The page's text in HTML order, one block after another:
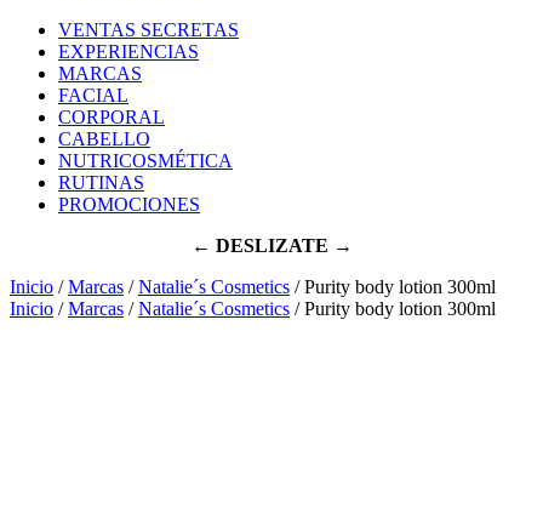
VENTAS SECRETAS
EXPERIENCIAS
MARCAS
FACIAL
CORPORAL
CABELLO
NUTRICOSMÉTICA
RUTINAS
PROMOCIONES
← DESLIZATE →
Inicio /Marcas /Natalie´s Cosmetics / Purity body lotion 300ml
Inicio /Marcas /Natalie´s Cosmetics / Purity body lotion 300ml